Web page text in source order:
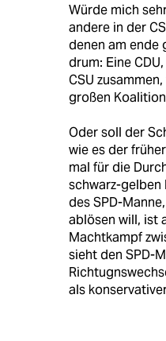
Würde mich
andere in der
denen am ende
drum: Eine
CSU
großen
Oder soll der
wie es der
mal für die
schwarz-
des SPD-
ablösen will, ist
Machtkampf
sieht den SPD-
als